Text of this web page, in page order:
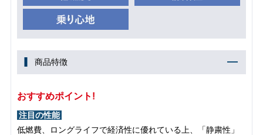
商品特徴
おすすめポイント!
注目の性能
低燃費、ロングライフで経済性に優れている上、「静粛性」